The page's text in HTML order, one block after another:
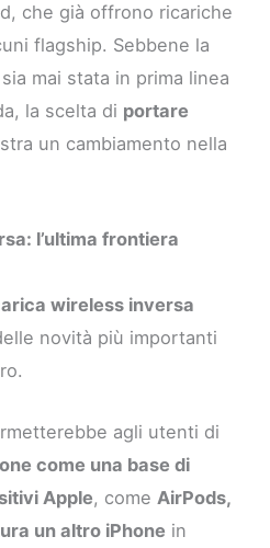
che già offrono ricariche
flagship. Sebbene la
mai stata in prima linea
la scelta di portare
un cambiamento nella
l’ultima frontiera
wireless inversa
novità più importanti
agli utenti di
come una base di
Apple, come AirPods,
un altro iPhone in